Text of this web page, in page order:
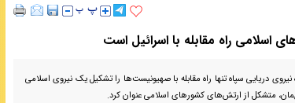
راه مقابله با اسرائیل است
نیروی دریایی سپاه تنها راه مقابله با صهیونیست‌ها را تشکیل یک نیروی اسلامی
متشکل از ارتش‌های کشورهای اسلامی عنوان کرد.